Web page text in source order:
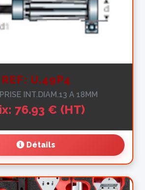
REF: U.49P4
INT.DIAM.13 A 18MM
76.93 € (HT)
Détails